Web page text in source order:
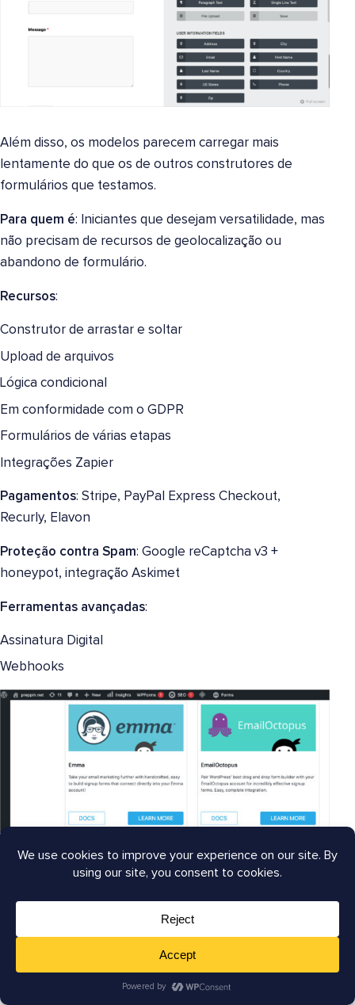
Além disso, os modelos parecem carregar mais
lentamente do que os de outros construtores de
formulários que testamos.
Para quem é: Iniciantes que desejam versatilidade, mas
não precisam de recursos de geolocalização ou
abandono de formulário.
Recursos:
Construtor de arrastar e soltar
Upload de arquivos
Lógica condicional
Em conformidade com o GDPR
Formulários de várias etapas
Integrações Zapier
Pagamentos: Stripe, PayPal Express Checkout,
Recurly, Elavon
Proteção contra Spam: Google reCaptcha v3 +
honeypot, integração Askimet
Ferramentas avançadas:
Assinatura Digital
Webhooks
uma lista rolável de add-ons e integrações como
Integração de formulário de e-mail